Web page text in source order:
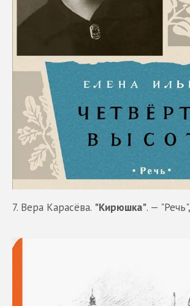
7. Вера Карасёва. "Кирюшка". —